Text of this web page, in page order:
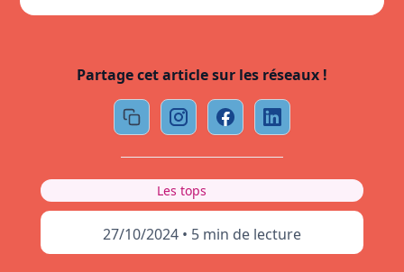
Partage cet article sur les réseaux !
Les tops
27/10/2024 • 5 min de lecture